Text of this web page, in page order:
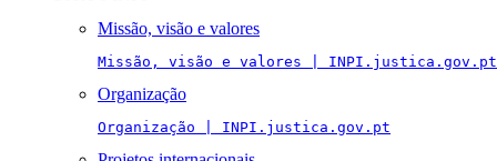
Missão, visão e valores
Missão, visão e valores | INPI.justica.gov.pt
Organização
Organização | INPI.justica.gov.pt